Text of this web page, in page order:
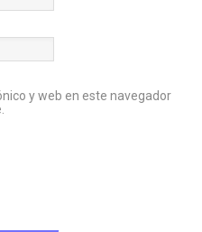
y web en este navegador